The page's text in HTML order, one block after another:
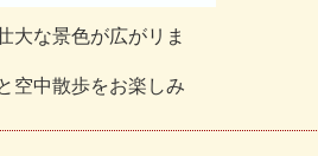
大な景色が広がリま
空中散歩をお楽しみ